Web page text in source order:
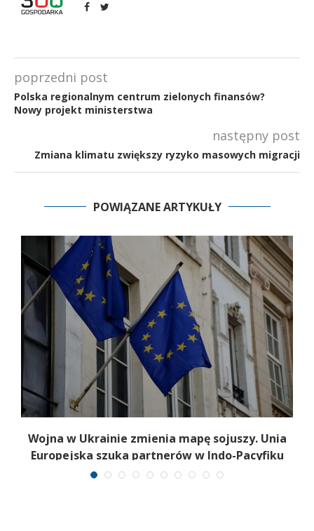
poprzedni post
Polska regionalnym centrum zielonych finansów?
Nowy projekt ministerstwa
następny post
Zmiana klimatu zwiększy ryzyko masowych migracji
POWIĄZANE ARTYKUŁY
Wojna w Ukrainie zmienia mapę sojuszy. Unia
Europejska szuka partnerów w Indo-Pacyfiku